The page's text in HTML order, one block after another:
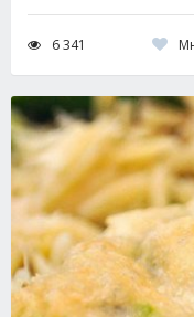
6 341